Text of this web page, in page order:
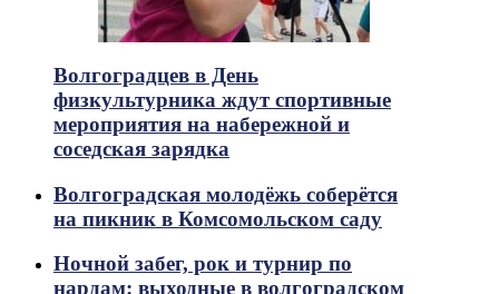
Волгоградцев в День
физкультурника ждут спортивные
мероприятия на набережной и
соседская зарядка
Волгоградская молодёжь соберётся
на пикник в Комсомольском саду
Ночной забег, рок и турнир по
нардам: выходные в волгоградском